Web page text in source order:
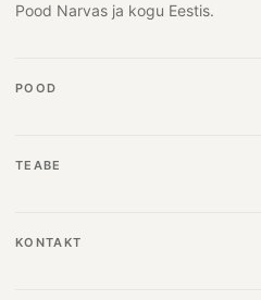
Pood Narvas ja kogu Eestis.
POOD
TEABE
KONTAKT